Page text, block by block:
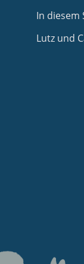
In diesem
Lutz und